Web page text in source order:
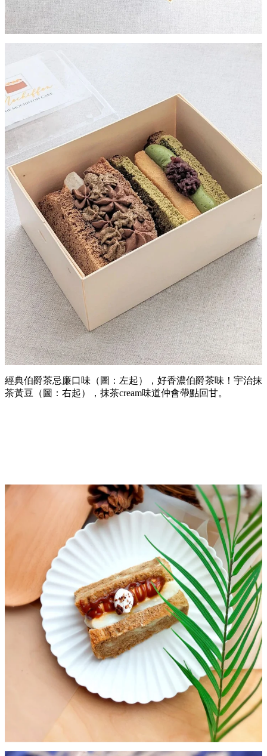
經典伯爵茶忌廉口味（圖：左起），好香濃伯爵茶味！宇治抹
茶黃豆（圖：右起），抹茶cream味道仲會帶點回甘。